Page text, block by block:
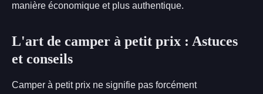
manière économique et plus authentique.
L'art de camper à petit prix : Astuces
et conseils
Camper à petit prix ne signifie pas forcément